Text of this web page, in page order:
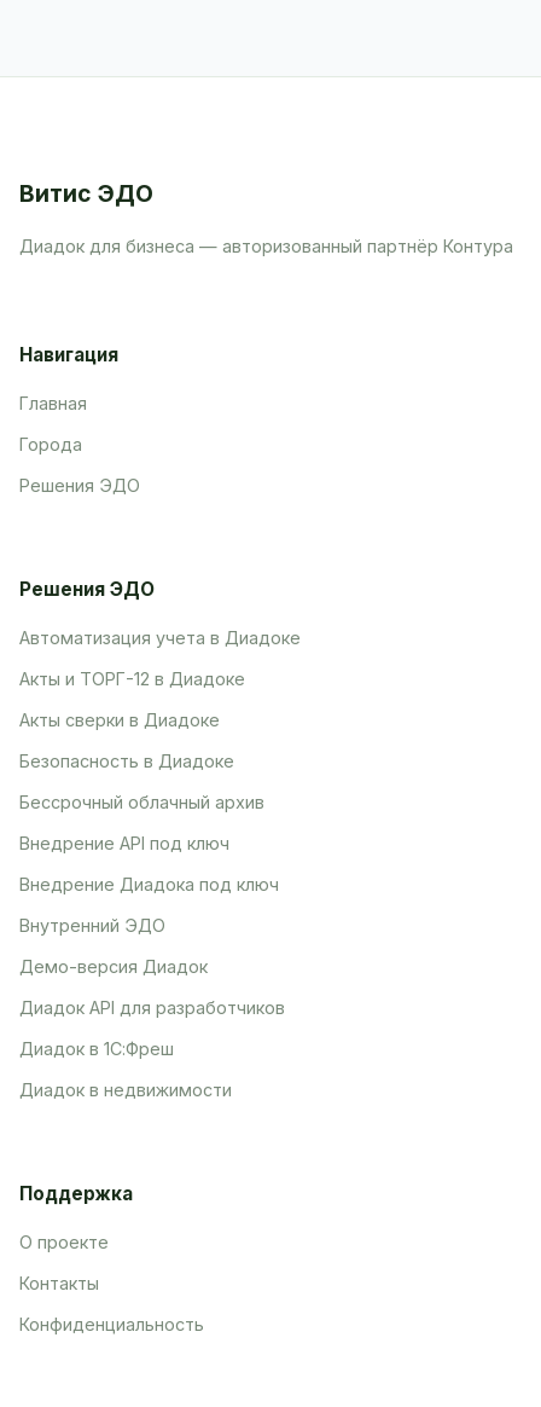
Витис ЭДО
Диадок для бизнеса — авторизованный партнёр Контура
Навигация
Главная
Города
Решения ЭДО
Решения ЭДО
Автоматизация учета в Диадоке
Акты и ТОРГ-12 в Диадоке
Акты сверки в Диадоке
Безопасность в Диадоке
Бессрочный облачный архив
Внедрение API под ключ
Внедрение Диадока под ключ
Внутренний ЭДО
Демо-версия Диадок
Диадок API для разработчиков
Диадок в 1С:Фреш
Диадок в недвижимости
Поддержка
О проекте
Контакты
Конфиденциальность